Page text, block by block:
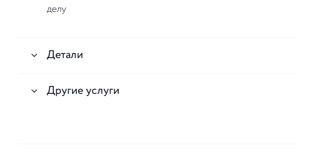
делу
Детали
Другие услуги